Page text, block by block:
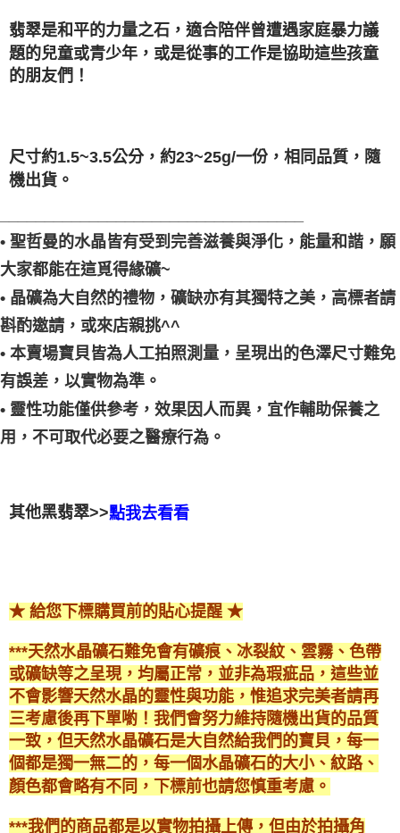
翡翠是和平的力量之石 ，適合陪伴曾遭遇家庭暴力議
題的兒童或青少年，或是從事的工作是協助這些孩童
的朋友們！
尺寸約1.5~3.5公分，約23~25g/一份，相同品質，隨
機出貨。
• 聖哲曼的水晶皆有受到完善滋養與淨化，能量和諧，願
大家都能在這覓得緣礦~
• 晶礦為大自然的禮物，礦缺亦有其獨特之美，高標者請
斟酌邀請，或來店親挑^^
• 本賣場寶貝皆為人工拍照測量，呈現出的色澤尺寸難免
有誤差，以實物為準。
• 靈性功能僅供參考，效果因人而異，宜作輔助保養之
用，不可取代必要之醫療行為。
其他黑翡翠>>點我去看看
★ 給您下標購買前的貼心提醒 ★
***天然水晶礦石難免會有礦痕、冰裂紋、雲霧、色帶
或礦缺等之呈現，均屬正常，並非為瑕疵品，這些並
不會影響天然水晶的靈性與功能，惟追求完美者請再
三考慮後再下單喲！我們會努力維持隨機出貨的品質
一致，但天然水晶礦石是大自然給我們的寶貝，每一
個都是獨一無二的，每一個水晶礦石的大小、紋路、
顏色都會略有不同，下標前也請您慎重考慮。
***我們的商品都是以實物拍攝上傳，但由於拍攝角